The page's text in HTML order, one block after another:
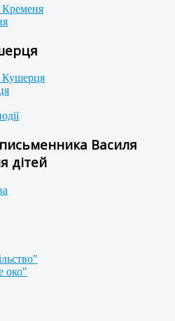
Кременя
Кушерця
Василя
дітей
око"